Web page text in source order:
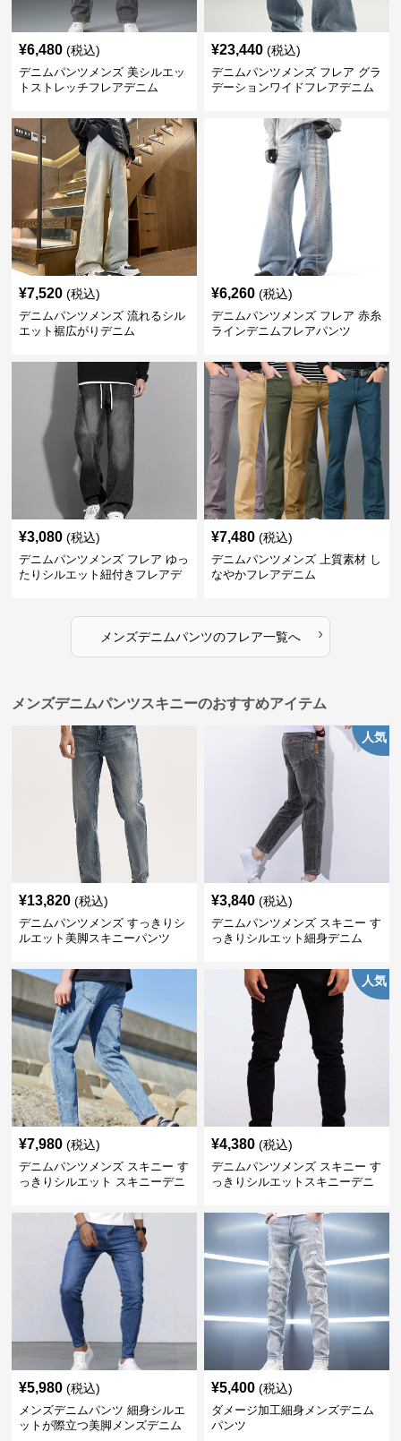
¥6,480 (税込)
デニムパンツメンズ 美シルエッ
トストレッチフレアデニム
¥23,440 (税込)
デニムパンツメンズ フレア グラ
デーションワイドフレアデニム
¥7,520 (税込)
デニムパンツメンズ 流れるシル
エット裾広がりデニム
¥6,260 (税込)
デニムパンツメンズ フレア 赤糸
ラインデニムフレアパンツ
¥3,080 (税込)
デニムパンツメンズ フレア ゆっ
たりシルエット紐付きフレアデ
¥7,480 (税込)
デニムパンツメンズ 上質素材 し
なやかフレアデニム
メンズデニムパンツのフレア一覧へ ›
メンズデニムパンツスキニーのおすすめアイテム
¥13,820 (税込)
デニムパンツメンズ すっきりシ
ルエット美脚スキニーパンツ
人気
¥3,840 (税込)
デニムパンツメンズ スキニー す
っきりシルエット細身デニム
¥7,980 (税込)
デニムパンツメンズ スキニー す
っきりシルエット スキニーデニ
人気
¥4,380 (税込)
デニムパンツメンズ スキニー す
っきりシルエットスキニーデニ
¥5,980 (税込)
メンズデニムパンツ 細身シルエ
ットが際立つ美脚メンズデニム
¥5,400 (税込)
ダメージ加工細身メンズデニム
パンツ